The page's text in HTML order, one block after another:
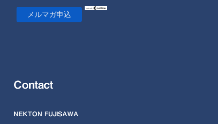
Contact
NEKTON FUJISAWA